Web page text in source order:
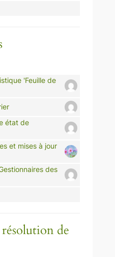
'Feuille de
état de
et mises à jour
des
de